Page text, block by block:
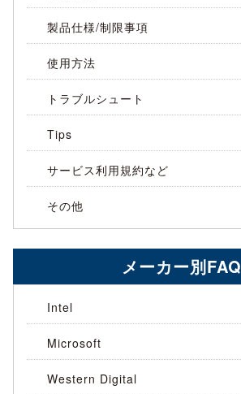
製品仕様/制限事項
使用方法
トラブルシュート
Tips
サービス利用規約など
その他
メーカー別FAQ
Intel
Microsoft
Western Digital